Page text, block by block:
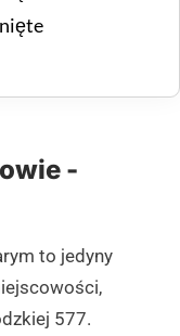
-
to jedyny
577.